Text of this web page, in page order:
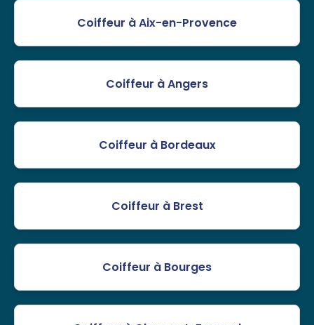
Coiffeur à Aix-en-Provence
Coiffeur à Angers
Coiffeur à Bordeaux
Coiffeur à Brest
Coiffeur à Bourges